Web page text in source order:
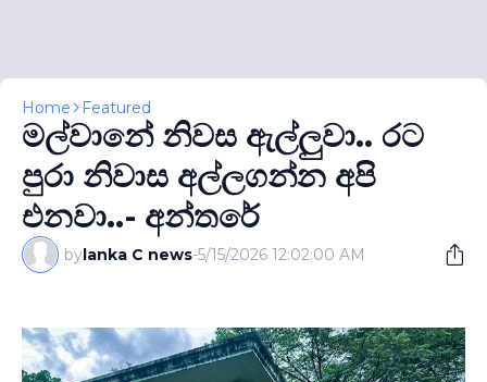
Home Featured
මල්වානේ නිවස ඇල්ලුවා.. රට
පුරා නිවාස අල්ලගන්න අපි
එනවා..- අන්තරේ
bylanka C news-5/15/2026 12:02:00 AM